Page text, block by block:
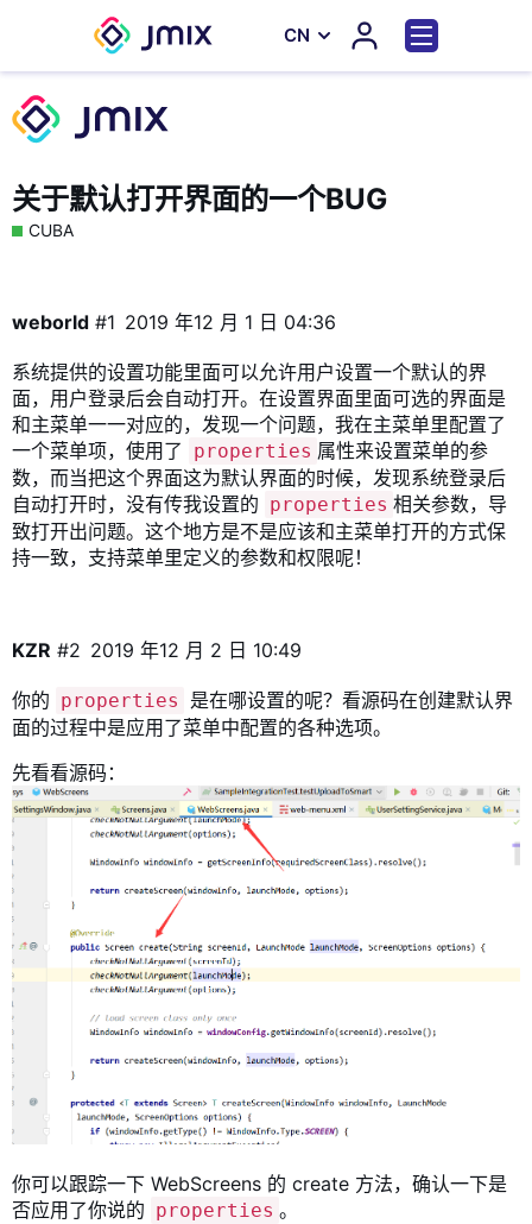
СN
关于默认打开界面的一个BUG
CUBA
weborld 2019 年12 月 1 日 04:36
#1
系统提供的设置功能里面可以允许用户设置一个默认的界
面，用户登录后会自动打开。在设置界面里面可选的界面是
和主菜单一一对应的，发现一个问题，我在主菜单里配置了
一个菜单项，使用了
properties 属性来设置菜单的参
数，而当把这个界面这为默认界面的时候，发现系统登录后
自动打开时，没有传我设置的 properties 相关参数，导
致打开出问题。这个地方是不是应该和主菜单打开的方式保
持一致，支持菜单里定义的参数和权限呢！
KZR 2019 年12 月 2 日 10:49
#2
你的 properties
是在哪设置的呢？看源码在创建默认界
面的过程中是应用了菜单中配置的各种选项。
先看看源码：
你可以跟踪一下 WebScreens 的 create 方法，确认一下是
否应用了你说的 properties 。